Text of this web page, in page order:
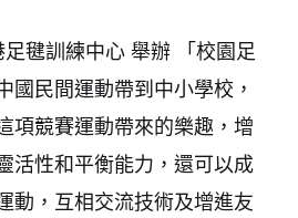
毽訓練中心 舉辦 「校園足
國民間運動帶到中小學校，
項競賽運動帶來的樂趣，增
活性和平衡能力，還可以成
動，互相交流技術及增進友